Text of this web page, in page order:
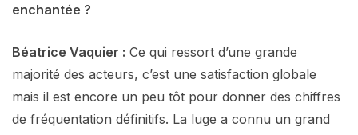
enchantée ?
Béatrice Vaquier : Ce qui ressort d’une grande
majorité des acteurs, c’est une satisfaction globale
mais il est encore un peu tôt pour donner des chiffres
de fréquentation définitifs. La luge a connu un grand